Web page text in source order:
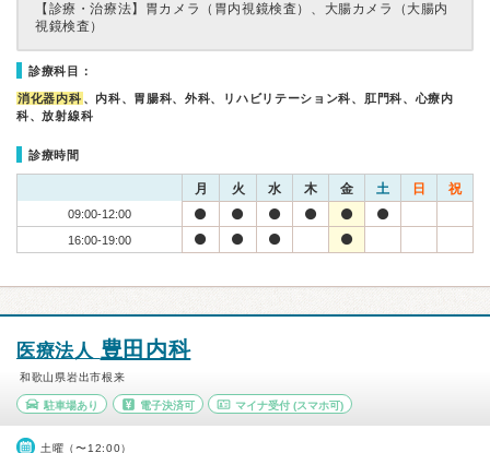
【診療・治療法】 胃カメラ（胃内視鏡検査）、大腸カメラ（大腸内
視鏡検査）
診療科目：
消化器内科 、内科、胃腸科、外科、リハビリテーション科、肛門科、心療内
科、放射線科
診療時間
月 火 水 木 金 土 日 祝
09:00-12:00
16:00-19:00
医療法人 豊田内科
和歌山県岩出市根来
駐車場あり 電子決済可 マイナ受付 (スマホ可)
土曜（〜12:00）